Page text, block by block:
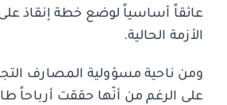
عائقاً أساسياً لوضع خطة إنقاذ
الأزمة الحالية.
ومن ناحية مسؤولية المصارف
على الرغم من أنّها حققت أرباحاً